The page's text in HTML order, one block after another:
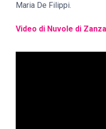
Maria De Filippi.
Video di Nuvole di